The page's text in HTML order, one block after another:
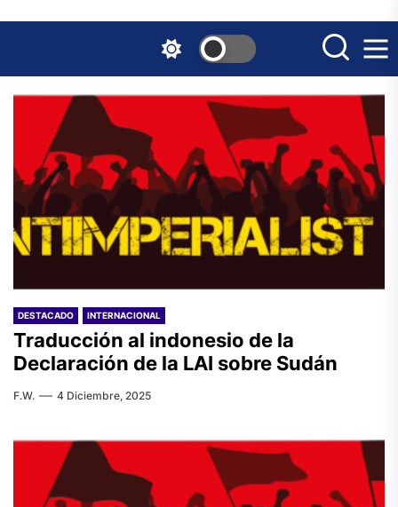
the
content
DESTACADO INTERNACIONAL
Traducción al indonesio de la
Declaración de la LAI sobre Sudán
F.W. 4 Diciembre, 2025